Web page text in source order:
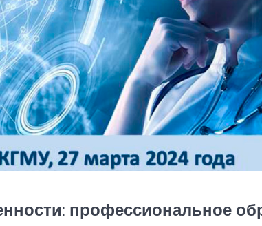
профессиональное